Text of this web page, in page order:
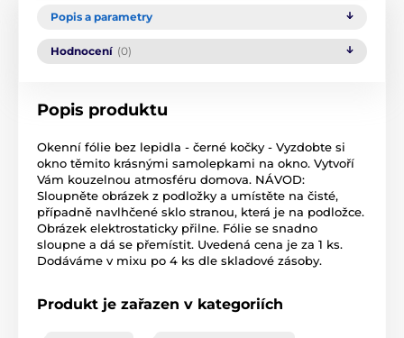
Popis a parametry
Hodnocení (0)
Popis produktu
Okenní fólie bez lepidla - černé kočky - Vyzdobte si
okno těmito krásnými samolepkami na okno. Vytvoří
Vám kouzelnou atmosféru domova. NÁVOD:
Sloupněte obrázek z podložky a umístěte na čisté,
případně navlhčené sklo stranou, která je na podložce.
Obrázek elektrostaticky přilne. Fólie se snadno
sloupne a dá se přemístit. Uvedená cena je za 1 ks.
Dodáváme v mixu po 4 ks dle skladové zásoby.
Produkt je zařazen v kategoriích